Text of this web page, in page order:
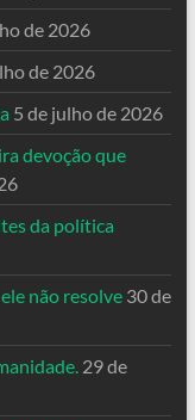
de 2026
de 2026
5 de julho de 2026
devoção que
da política
não resolve 30 de
29 de